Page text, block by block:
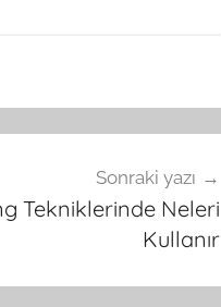
Sonraki yazı
Tekniklerinde Neleri
Kullanır